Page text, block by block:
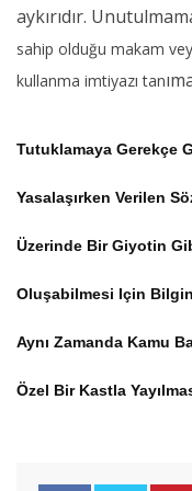
aykırıdır.
sahip olduğu makam
kullanma imtiyazı tan
Tutuklamaya Gerekçe
Yasalaşırken Verilen
Üzerinde Bir Giyotin
Oluşabilmesi Için
Aynı Zamanda Kamu
Özel Bir Kastla